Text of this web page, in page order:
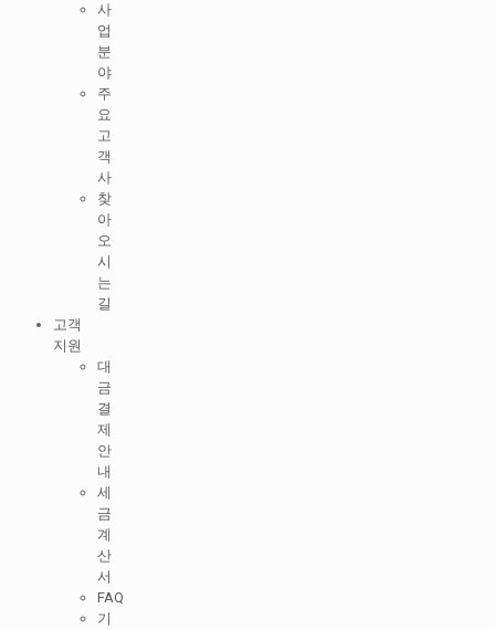
사
업
분
야
주
요
고
객
사
찾
아
오
시
는
길
고객
지원
대
금
결
제
안
내
세
금
계
산
서
FAQ
기